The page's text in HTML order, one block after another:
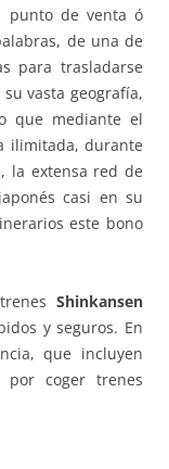
de venta ó
de una de
para trasladarse
vasta geografía,
que mediante el
ilimitada, durante
la extensa red de
casi en su
este bono
Shinkansen
y seguros. En
que incluyen
por coger trenes